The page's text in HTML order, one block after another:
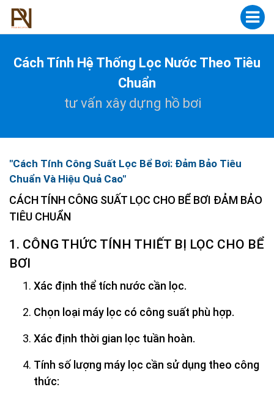
Cách Tính Hệ Thống Lọc Nước Theo Tiêu
Chuẩn
tư vấn xây dựng hồ bơi
"Cách Tính Công Suất Lọc Bể Bơi: Đảm Bảo Tiêu
Chuẩn Và Hiệu Quả Cao"
CÁCH TÍNH CÔNG SUẤT LỌC CHO BỂ BƠI ĐẢM BẢO
TIÊU CHUẨN
1. CÔNG THỨC TÍNH THIẾT BỊ LỌC CHO BỂ
BƠI
Xác định thể tích nước cần lọc.
Chọn loại máy lọc có công suất phù hợp.
Xác định thời gian lọc tuần hoàn.
Tính số lượng máy lọc cần sử dụng theo công
thức: